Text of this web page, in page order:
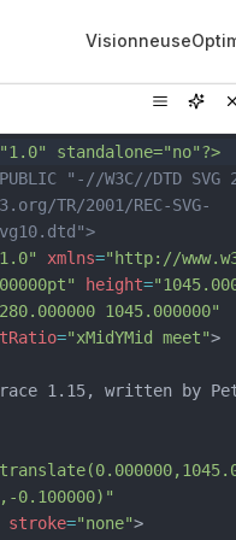
Visionneuse
standalone="no"?>
"-//W3C//DTD SVG
TR/2001/REC-SVG-
xmlns="http://
height=
1045.000000"
="xMidYMid meet">
1.15, written by
0.100000)"
stroke="none">